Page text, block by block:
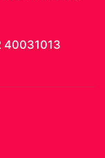
40031013